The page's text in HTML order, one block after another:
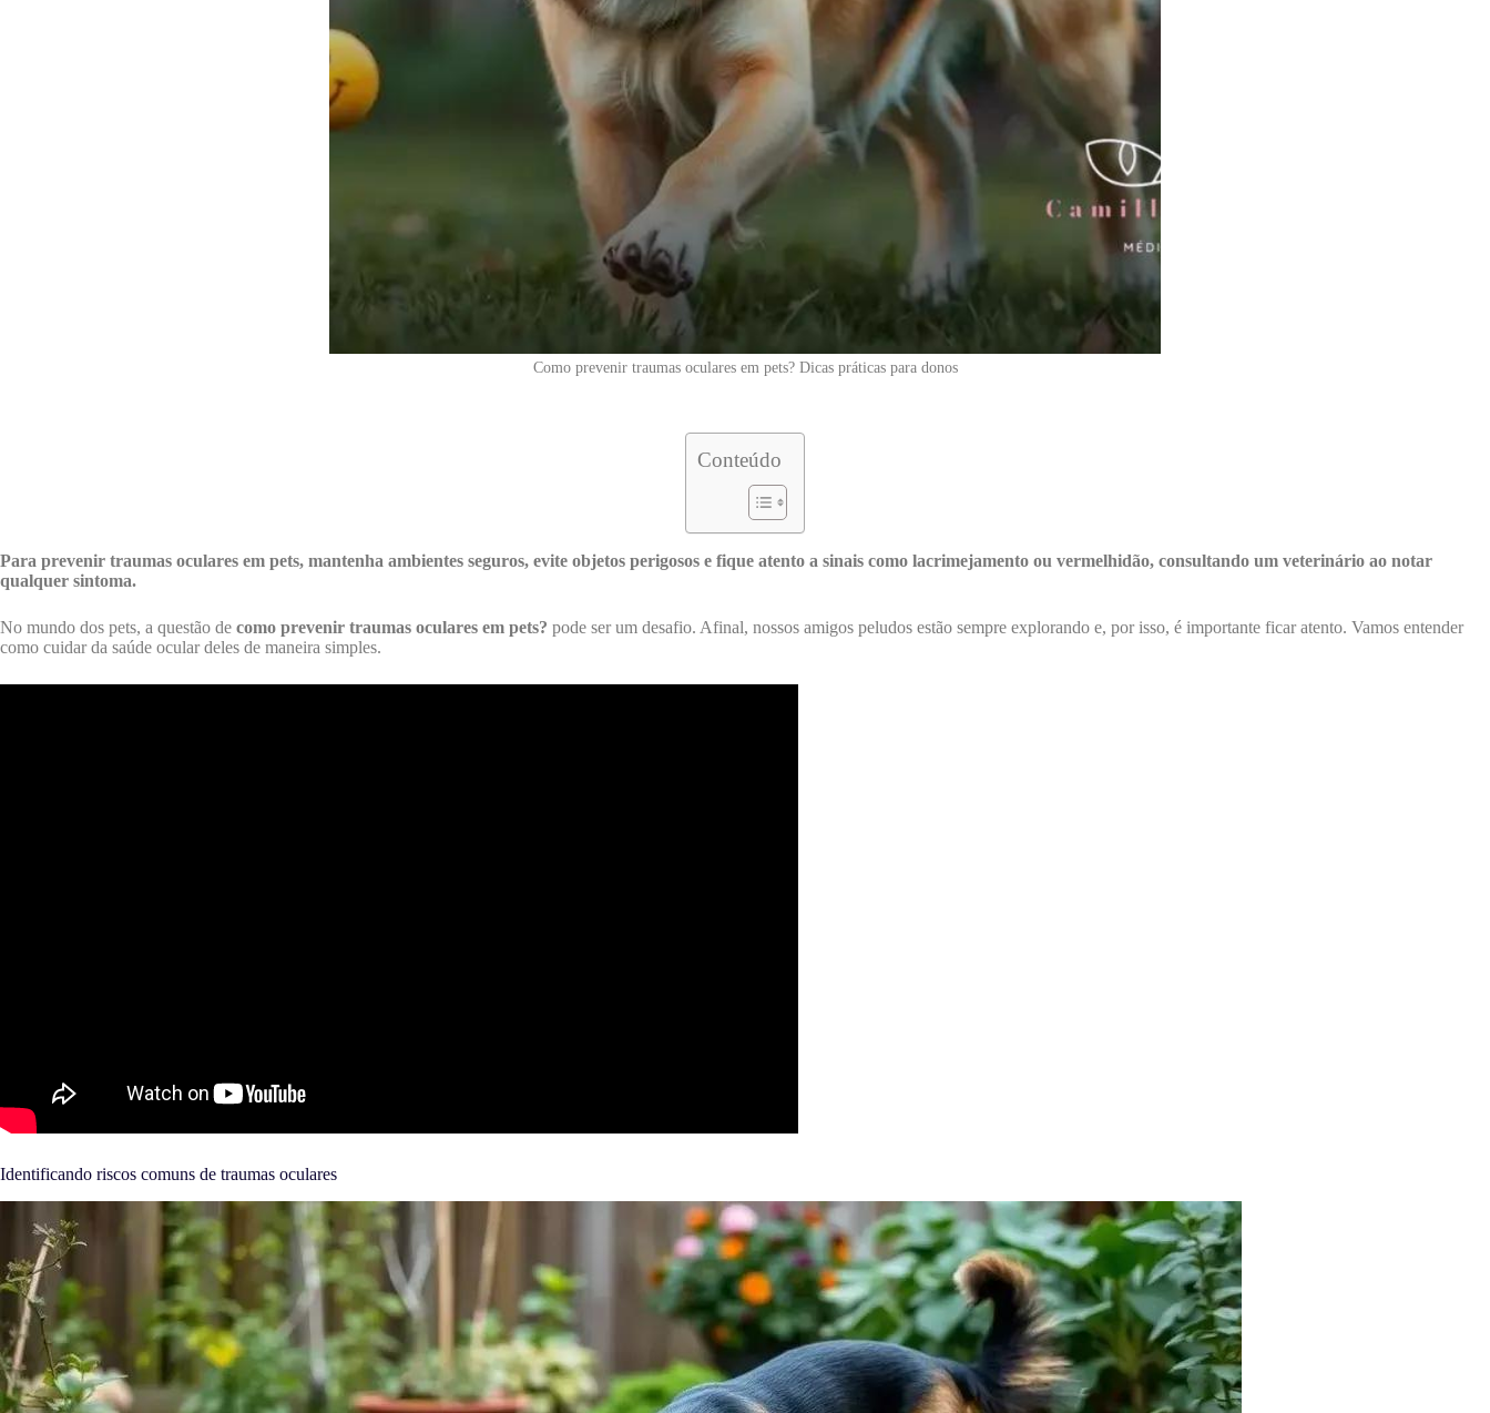
Como prevenir traumas oculares em pets? Dicas práticas para donos
Conteúdo
Para prevenir traumas oculares em pets, mantenha ambientes seguros, evite objetos perigosos e fique atento a sinais como lacrimejamento ou vermelhidão, consultando um veterinário ao notar
qualquer sintoma.
No mundo dos pets, a questão de como prevenir traumas oculares em pets? pode ser um desafio. Afinal, nossos amigos peludos estão sempre explorando e, por isso, é importante ficar atento. Vamos entender
como cuidar da saúde ocular deles de maneira simples.
Identificando riscos comuns de traumas oculares